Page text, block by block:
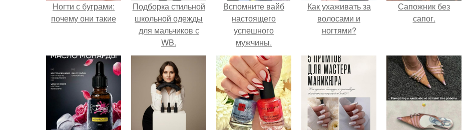
Ногти с буграми:
почему они такие
Подборка стильной
школьной одежды
для мальчиков с
WB.
Вспомните вайб
настоящего
успешного
мужчины.
Как ухаживать за
волосами и
ногтями?
Сапожник без
сапог.